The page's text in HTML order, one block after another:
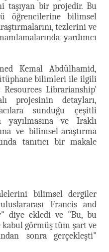
taşıyan bir projedir. Bu
öğrencilerine bilimsel
tezlerini ve
yardımcı
Kemal Abdülhamid,
bilimleri ile ilgili
Librarianship'
projesinin detayları,
sunduğu çeşitli
yayılmasına ve Iraklı
ve bilimsel-araştırma
tanıtıcı bir makale
bilimsel dergiler
Francis and
diye ekledi ve "Bu, bu
kabul görmüş tüm şart ve
sonra gerçekleşti"